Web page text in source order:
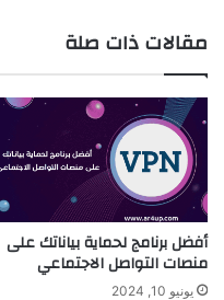
مقالات ذات صلة
أفضل برنامج لحماية بياناتك على
منصات التواصل الاجتماعي
يونيو 10, 2024